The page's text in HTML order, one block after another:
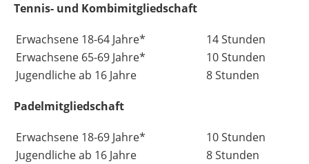
Tennis- und Kombimitgliedschaft
Erwachsene 18-64 Jahre*
14 Stunden
Erwachsene 65-69 Jahre*
10 Stunden
Jugendliche ab 16 Jahre
8 Stunden
Padelmitgliedschaft
Erwachsene 18-69 Jahre*
10 Stunden
Jugendliche ab 16 Jahre
8 Stunden